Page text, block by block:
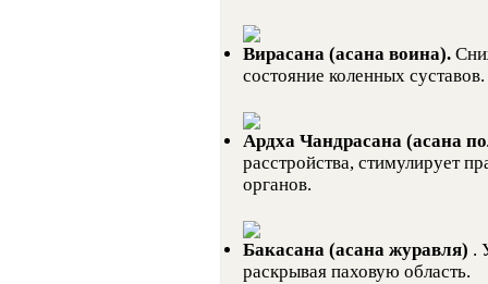
Вирасана (асана воина).
состояние коленных суставов.
Ардха Чандрасана (асана
расстройства, стимулирует
органов.
Бакасана (асана журавля) .
раскрывая паховую область.